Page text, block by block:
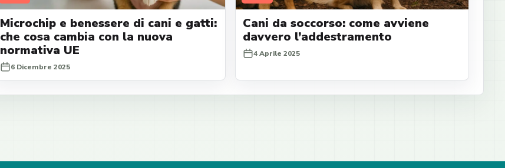
Microchip e benessere di cani e gatti:
che cosa cambia con la nuova
normativa UE
6 Dicembre 2025
Cani da soccorso: come avviene
davvero l’addestramento
4 Aprile 2025